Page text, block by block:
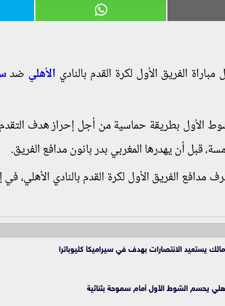
الفريق الأول لكرة القدم بالنادي الأهلي ضد
الأول بطريقة حماسية من أجل إحراز هدف
قبل أن يهدرها المغربي بدر بانون مدافع الفريق.
مدافع الفريق الأول لكرة القدم بالنادي
يستعيد الانتصارات بهدف في سيراميكا كليوباترا
يحسم الشوط الأول أمام سموحة بثنائية